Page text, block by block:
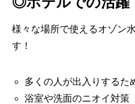
様々な場所で使えるオゾン
す！
多くの人が出入りするた
浴室や洗面のニオイ対策